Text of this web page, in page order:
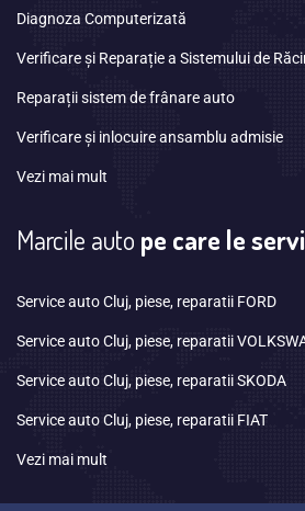
Diagnoza Computerizată
Verificare și Reparație a Sistemului de
Reparații sistem de frânare auto
Verificare și inlocuire ansamblu admisie
Vezi mai mult
Marcile auto pe care le
Service auto Cluj, piese, reparatii FORD
Service auto Cluj, piese, reparatii
Service auto Cluj, piese, reparatii SKODA
Service auto Cluj, piese, reparatii FIAT
Vezi mai mult